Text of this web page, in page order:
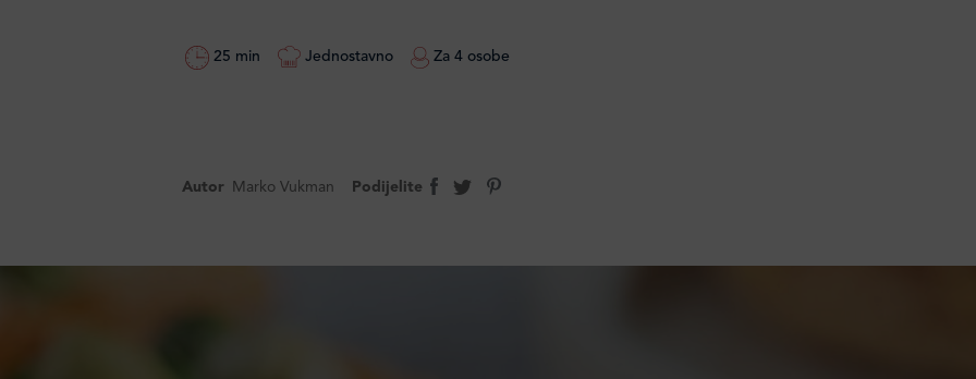
25 min Jednostavno Za 4 osobe
Autor Marko Vukman Podijelite